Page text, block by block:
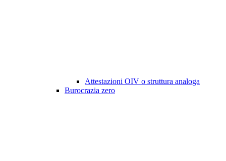
Attestazioni OIV o struttura analoga
Burocrazia zero